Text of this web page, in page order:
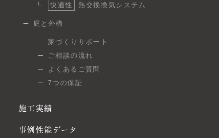
快適性
熱交換換気システム
庭と外構
家づくりサポート
ご相談の流れ
よくあるご質問
7つの保証
施工実績
事例性能データ